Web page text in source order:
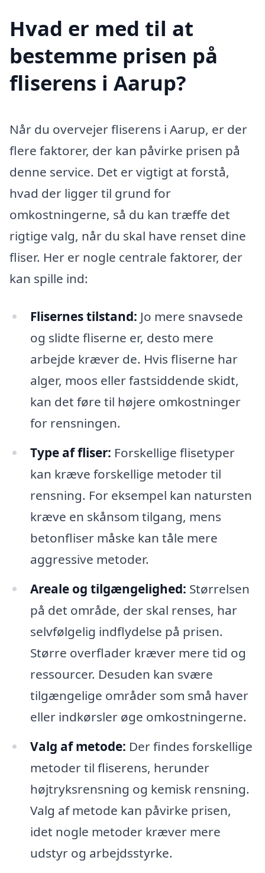
Hvad er med til at
bestemme prisen på
fliserens i Aarup?
Når du overvejer fliserens i Aarup, er der
flere faktorer, der kan påvirke prisen på
denne service. Det er vigtigt at forstå,
hvad der ligger til grund for
omkostningerne, så du kan træffe det
rigtige valg, når du skal have renset dine
fliser. Her er nogle centrale faktorer, der
kan spille ind:
Flisernes tilstand: Jo mere snavsede
og slidte fliserne er, desto mere
arbejde kræver de. Hvis fliserne har
alger, moos eller fastsiddende skidt,
kan det føre til højere omkostninger
for rensningen.
Type af fliser: Forskellige flisetyper
kan kræve forskellige metoder til
rensning. For eksempel kan natursten
kræve en skånsom tilgang, mens
betonfliser måske kan tåle mere
aggressive metoder.
Areale og tilgængelighed: Størrelsen
på det område, der skal renses, har
selvfølgelig indflydelse på prisen.
Større overflader kræver mere tid og
ressourcer. Desuden kan svære
tilgængelige områder som små haver
eller indkørsler øge omkostningerne.
Valg af metode: Der findes forskellige
metoder til fliserens, herunder
højtryksrensning og kemisk rensning.
Valg af metode kan påvirke prisen,
idet nogle metoder kræver mere
udstyr og arbejdsstyrke.